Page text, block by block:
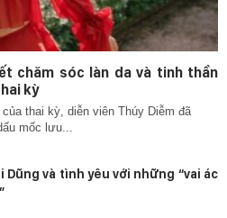
chăm sóc làn da và tinh thần
kỳ
thai kỳ, diễn viên Thúy Diễm đã
mốc lưu...
Dũng và tình yêu với những “vai ác